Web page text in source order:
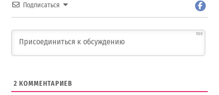
Подписаться
500
2 КОММЕНТАРИЕВ